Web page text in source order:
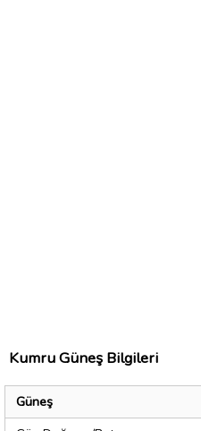
Kumru Güneş Bilgileri
Güneş